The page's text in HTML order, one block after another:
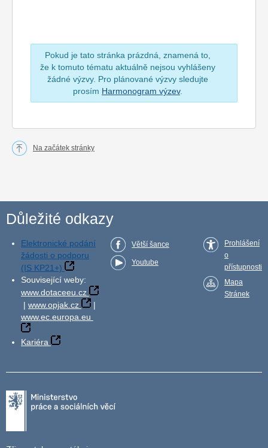
Pokud je tato stránka prázdná, znamená to,
že k tomuto tématu aktuálně nejsou vyhlášeny
žádné výzvy. Pro plánované výzvy sledujte
prosím Harmonogram výzev.
Na začátek stránky
Důležité odkazy
Elektronické podání
žádosti o podporu
(IS KP21+)
Související weby:
www.dotaceeu.cz
| www.opjak.cz
|
www.ec.europa.eu
Kariéra
Větší šance
Youtube
Prohlášení
o
přístupnosti
Mapa
Stránek